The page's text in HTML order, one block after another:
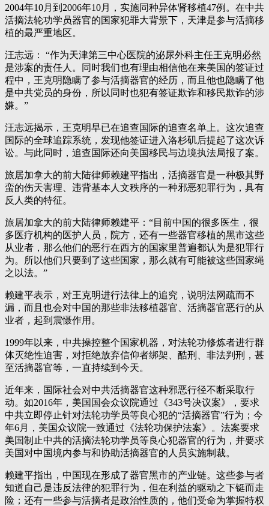
2004年10月到2006年10月，实施同种异体肾移植47例。在中共
活摘法轮功学员器官的国家犯罪大背景下，天津是参与活摘移
植的最严重地区。
汪志远： “作为天津第三中心医院的泌尿外科主任王克明必然
是涉案的责任人。同时我们也有理由相信他在来美国的签证过
程中，王克明隐瞒了参与活摘器官的经历，而且他也隐瞒了他
是中共党员的身份，所以同时也犯有签证欺诈和移民欺诈的涉
嫌。”
汪志远揭示，王克明早已在追查国际的追查名单上。这次追查
国际的全球追踪系统，发现他签证进入洛杉矶后提起了这次诉
讼。与此同时，追查国际还向美国移民与边境执法局报了案。
旅居加拿大的前大陆律师赖建平指出，活摘器官是一种极其野
蛮的伤天害理、违背基本人文秩序的一种邪恶犯罪行为，具有
反人类的特征。
旅居加拿大的前大陆律师赖建平：“目前中国的很多医生，很
多医疗机构的医护人员，院方，还有一些器官移植的黑市这些
从业者，那么他们的恶行在西方的国家里普遍都认为是犯罪行
为。所以他们只要到了这些国家，那么就有可能被这些国家绳
之以法。”
赖建平表示，对王克明进行法律上的追究，说明法网疏而不
漏，而且也会对中国的那些非法移植器官、活摘器官恶行的从
业者，起到震慑作用。
1999年以来，中共操控整个国家机器，对法轮功修炼者进行群
体灭绝性迫害，对拒绝放弃信仰者绑架、酷刑、非法判刑，甚
至活摘器官等，一直持续到今天。
近年来，国际社会对中共活摘器官这种邪恶行径不断采取行
动。如2016年，美国国会众议院通过《343号决议案》，要求
中共立即停止针对法轮功学员等良心犯的“活摘器官”行为；今
年6月，美国众议院一致通过《法轮功保护法案》。法案要求
美国制止中共的活摘法轮功学员等良心犯器官的行为，并要求
美国对中国境内参与和协助活摘器官的人员实施制裁。
赖建平指出，中国现在形成了器官黑市的产业链。这些参与者
知道自己是违反法律的犯罪行为，但在利益的驱动之下铤而走
险；还有一些参与活摘者是政治性质的，他们受命为掌握特权